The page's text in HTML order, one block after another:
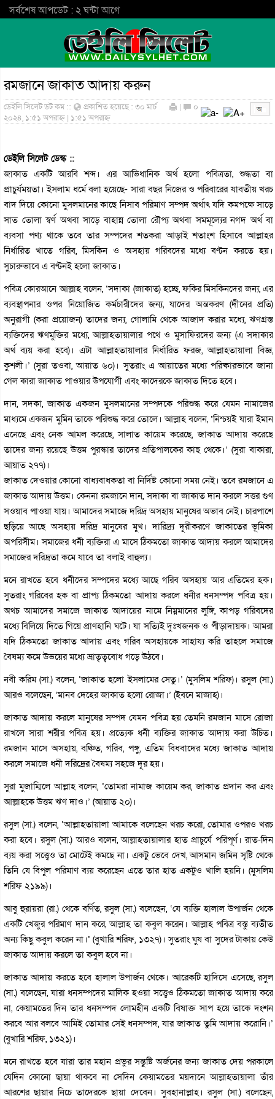
সর্বশেষ আপডেট : ২ ঘন্টা আগে
রমজানে জাকাত আদায় করুন
ডেইলি সিলেট ডট কম ::
প্রকাশিত হয়েছে : ৩০ মার্চ
২০২৪, ১:৫১ অপরাহ্ন | ১:৫১ অপরাহ্ন
| ০
ডেইলি সিলেট ডেস্ক ::
জাকাত একটি আরবি শব্দ। এর আভিধানিক অর্থ হলো পবিত্রতা, শুদ্ধতা বা
প্রাচুর্যময়তা। ইসলাম ধর্মে বলা হয়েছে- সারা বছর নিজের ও পরিবারের যাবতীয় খরচ
বাদ দিয়ে কোনো মুসলমানের কাছে নিসাব পরিমাণ সম্পদ অর্থাৎ যদি কমপক্ষে সাড়ে
সাত তোলা স্বর্ণ অথবা সাড়ে বাহান্ন তোলা রৌপ্য অথবা সমমূল্যের নগদ অর্থ বা
ব্যবসা পণ্য থাকে তবে তার সম্পদের শতকরা আড়াই শতাংশ হিসাবে আল্লাহর
নির্ধারিত খাতে গরিব, মিসকিন ও অসহায় গরিবদের মধ্যে বণ্টন করতে হয়।
সুচারুভাবে এ বণ্টনই হলো জাকাত।
পবিত্র কোরআনে আল্লাহ বলেন, ‘সদাকা (জাকাত) হচ্ছে, ফকির মিসকিনদের জন্য, এর
ব্যবস্থাপনার ওপর নিয়োজিত কর্মচারীদের জন্য, যাদের অন্তকরণ (দীনের প্রতি)
অনুরাগী (করা প্রয়োজন) তাদের জন্য, গোলামি থেকে আজাদ করার মধ্যে, ঋণগ্রস্ত
ব্যক্তিদের ঋণমুক্তির মধ্যে, আল্লাহতায়ালার পথে ও মুসাফিরদের জন্য (এ সদাকার
অর্থ ব্যয় করা হবে)। এটা আল্লাহতায়ালার নির্ধারিত ফরজ, আল্লাহতায়ালা বিজ্ঞ,
কুশলী।’ (সুরা তওবা, আয়াত ৬০)। সুতরাং এ আয়াতের মধ্যে পরিষ্কারভাবে জানা
গেল কারা জাকাত পাওয়ার উপযোগী এবং কাদেরকে জাকাত দিতে হবে।
দান, সদকা, জাকাত একজন মুসলমানের সম্পদকে পরিশুদ্ধ করে যেমন নামাজের
মাধ্যমে একজন মুমিন তাকে পরিশুদ্ধ করে তোলে। আল্লাহ বলেন, ‘নিশ্চয়ই যারা ইমান
এনেছে এবং নেক আমল করেছে, সালাত কায়েম করেছে, জাকাত আদায় করেছে
তাদের জন্য রয়েছে উত্তম পুরস্কার তাদের প্রতিপালকের কাছ থেকে।’ (সুরা বাকারা,
আয়াত ২৭৭)।
জাকাত দেওয়ার কোনো বাধ্যবাধকতা বা নির্দিষ্ট কোনো সময় নেই। তবে রমজানে এ
জাকাত আদায় উত্তম। কেননা রমজানে দান, সদাকা বা জাকাত দান করলে সত্তর গুণ
সওয়াব পাওয়া যায়। আমাদের সমাজে দরিদ্র অসহায় মানুষের অভাব নেই। চারপাশে
ছড়িয়ে আছে অসহায় দরিদ্র মানুষের মুখ। দারিদ্র্য দূরীকরণে জাকাতের ভূমিকা
অপরিসীম। সমাজের ধনী ব্যক্তিরা এ মাসে ঠিকমতো জাকাত আদায় করলে আমাদের
সমাজের দরিদ্রতা কমে যাবে তা বলাই বাহুল্য।
মনে রাখতে হবে ধনীদের সম্পদের মধ্যে আছে গরিব অসহায় আর এতিমের হক।
সুতরাং গরিবের হক বা প্রাপ্য ঠিকমতো আদায় করলে ধনীর ধনসম্পদ পবিত্র হয়।
অথচ আমাদের সমাজে জাকাত আদায়ের নামে নিম্নমানের লুঙ্গি, কাপড় গরিবদের
মধ্যে বিলিয়ে দিতে গিয়ে প্রাণহানি ঘটে। যা সত্যিই দুঃখজনক ও পীড়াদায়ক। আমরা
যদি ঠিকমতো জাকাত আদায় এবং গরিব অসহায়কে সাহায্য করি তাহলে সমাজে
বৈষম্য কমে উভয়ের মধ্যে ভ্রাতৃত্ববোধ গড়ে উঠবে।
নবী করিম (সা.) বলেন, ‘জাকাত হলো ইসলামের সেতু।’ (মুসলিম শরিফ)। রসুল (সা.)
আরও বলেছেন, ‘মানব দেহের জাকাত হলো রোজা।’ (ইবনে মাজাহ)।
জাকাত আদায় করলে মানুষের সম্পদ যেমন পবিত্র হয় তেমনি রমজান মাসে রোজা
রাখলে সারা শরীর পবিত্র হয়। প্রত্যেক ধনী ব্যক্তির জাকাত আদায় করা উচিত।
রমজান মাসে অসহায়, বঞ্চিত, গরিব, পঙ্গু, এতিম বিধবাদের মধ্যে জাকাত আদায়
করলে সমাজে ধনী দরিদ্রের বৈষম্য সহজে দূর হয়।
সুরা মুজাম্মিলে আল্লাহ বলেন, ‘তোমরা নামাজ কায়েম কর, জাকাত প্রদান কর এবং
আল্লাহকে উত্তম ঋণ দাও।’ (আয়াত ২০)।
রসুল (সা.) বলেন, ‘আল্লাহতায়ালা আমাকে বলেছেন খরচ করো, তোমার ওপরও খরচ
করা হবে। রসুল (সা.) আরও বলেন, আল্লাহতায়ালার হাত প্রাচুর্যে পরিপূর্ণ। রাত-দিন
ব্যয় করা সত্ত্বেও তা মোটেই কমছে না। একটু ভেবে দেখ, আসমান জমিন সৃষ্টি থেকে
তিনি যে বিপুল পরিমাণ ব্যয় করেছেন এতে তার হাত একটুও খালি হয়নি। (মুসলিম
শরিফ ২১৯৯)।
আবু হুরায়রা (রা.) থেকে বর্ণিত, রসুল (সা.) বলেছেন, ‘যে ব্যক্তি হালাল উপার্জন থেকে
একটি খেজুর পরিমাণ দান করে, আল্লাহ তা কবুল করেন। আল্লাহ পবিত্র বস্তু ব্যতীত
অন্য কিছু কবুল করেন না।’ (বুখারি শরিফ, ১৩২৭)। সুতরাং ঘুষ বা সুদের টাকায় কেউ
জাকাত আদায় করলে তা কবুল হবে না।
জাকাত আদায় করতে হবে হালাল উপার্জন থেকে। আরেকটি হাদিসে এসেছে, রসুল
(সা.) বলেছেন, যারা ধনসম্পদের মালিক হওয়া সত্ত্বেও ঠিকমতো জাকাত আদায় করে
না, কেয়ামতের দিন তার ধনসম্পদ লোমহীন একটি বিষাক্ত সাপ হয়ে তাকে দংশন
করবে আর বলবে আমিই তোমার সেই ধনসম্পদ, যার জাকাত তুমি আদায় করোনি।’
(বুখারি শরিফ, ১৩২১)।
মনে রাখতে হবে যারা তার মহান প্রভুর সন্তুষ্টি অর্জনের জন্য জাকাত দেয় পরকালে
যেদিন কোনো ছায়া থাকবে না সেদিন কেয়ামতের ময়দানে আল্লাহতায়ালা তাঁর
আরশের ছায়ার নিচে তাদেরকে ছায়া দেবেন। সুবহানাল্লাহ। রসুল (সা.) বলেছেন,